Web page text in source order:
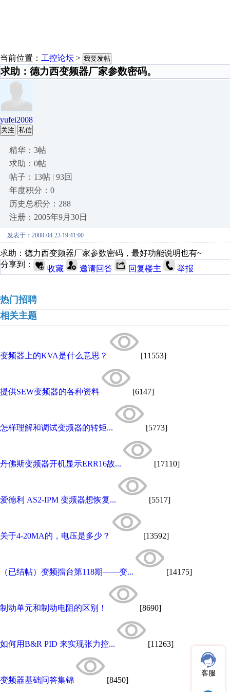
当前位置： 工控论坛 > 我要发帖
求助：德力西变频器厂家参数密码。
yufei2008
关注 私信
精华：3帖
求助：0帖
帖子：13帖 | 93回
年度积分：0
历史总积分：288
注册：2005年9月30日
发表于：2008-04-23 19:41:00
求助：德力西变频器厂家参数密码，最好功能说明也有~
分享到：
收藏 邀请回答 回复楼主 举报
热门招聘
相关主题
变频器上的KVA是什么意思？ [11553]
提供SEW变频器的各种资料 [6147]
怎样理解和调试变频器的转矩... [5773]
丹佛斯变频器开机显示ERR16故... [17110]
爱德利 AS2-IPM 变频器想恢复... [5517]
关于4-20MA的，电压是多少？ [13592]
（已结帖）变频擂台第118期——变... [14175]
制动单元和制动电阻的区别！ [8690]
如何用B&R PID 来实现张力控... [11263]
变频器基础问答集锦 [8450]
客服